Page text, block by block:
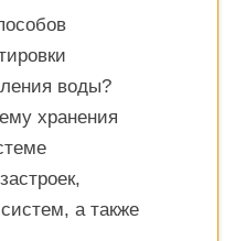
воды?
хранения
а также